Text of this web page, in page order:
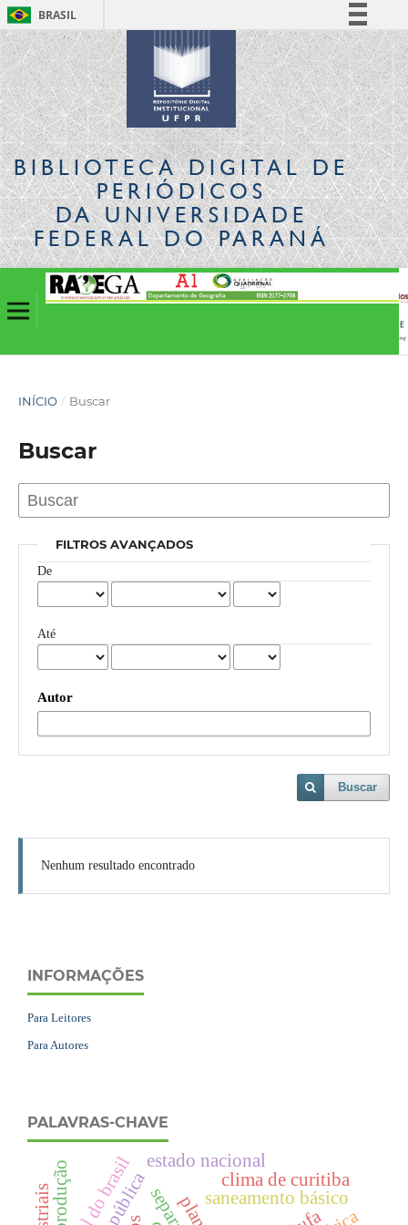
BRASIL
Simplifique!
Comunica BR
Participe
Acesso à informação
Legislação
Canais
BIBLIOTECA DIGITALDE
PERIÓDICOS
DA UNIVERSIDADE
FEDERAL DO PARANÁ
INÍCIO / Buscar
Buscar
FILTROS AVANÇADOS
De
Até
Autor
Buscar
Nenhum resultado encontrado
INFORMAÇÕES
Para Leitores
Para Autores
PALAVRAS-CHAVE
saneamento básico
clima de curitiba
estado nacional
sul do brasil